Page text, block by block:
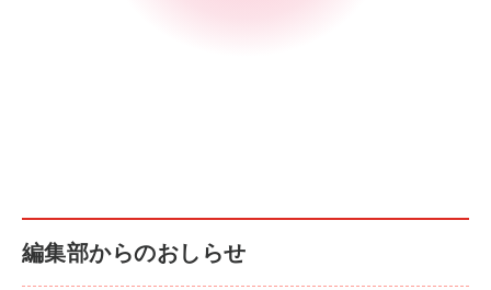
編集部からのおしらせ